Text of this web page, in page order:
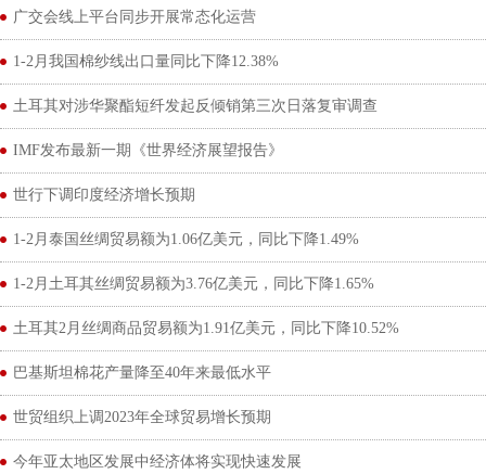
广交会线上平台同步开展常态化运营
1-2月我国棉纱线出口量同比下降12.38%
土耳其对涉华聚酯短纤发起反倾销第三次日落复审调查
IMF发布最新一期《世界经济展望报告》
世行下调印度经济增长预期
1-2月泰国丝绸贸易额为1.06亿美元，同比下降1.49%
1-2月土耳其丝绸贸易额为3.76亿美元，同比下降1.65%
土耳其2月丝绸商品贸易额为1.91亿美元，同比下降10.52%
巴基斯坦棉花产量降至40年来最低水平
世贸组织上调2023年全球贸易增长预期
今年亚太地区发展中经济体将实现快速发展